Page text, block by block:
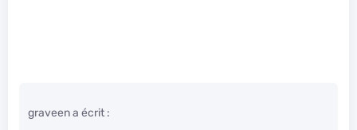
graveen a écrit :